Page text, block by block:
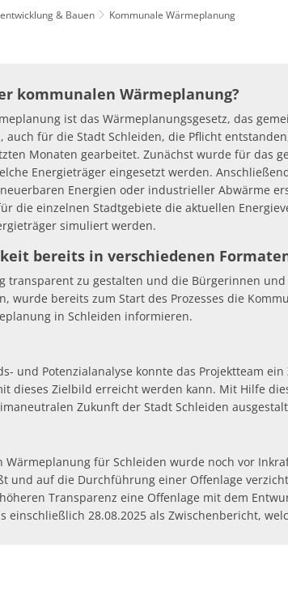
Öffentliche
& Bauen Kommunale Wärmeplanung
kommunalen Wärmeplanung?
ist das Wärmeplanungsgesetz, das
für die Stadt Schleiden, die Pflicht
Monaten gearbeitet. Zunächst wurde für das
Energieträger eingesetzt werden.
Energien oder industrieller Abwärme
die einzelnen Stadtgebiete die aktuellen
simuliert werden.
bereits in verschiedenen
transparent zu gestalten und die Bürgerinnen
wurde bereits zum Start des Prozesses die
in Schleiden informieren.
und Potenzialanalyse konnte das Projektteam
dieses Zielbild erreicht werden kann. Mit Hilfe
Zukunft der Stadt Schleiden
für Schleiden wurde noch vor
und auf die Durchführung einer Offenlage
Transparenz eine Offenlage mit dem
einschließlich 28.08.2025 als Zwischenbericht,